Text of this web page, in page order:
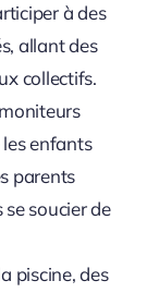
à des
allant des
collectifs.
enfants
parents
soucier de
piscine, des